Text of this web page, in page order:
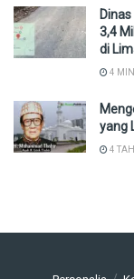
3,4
di
4
yang
4